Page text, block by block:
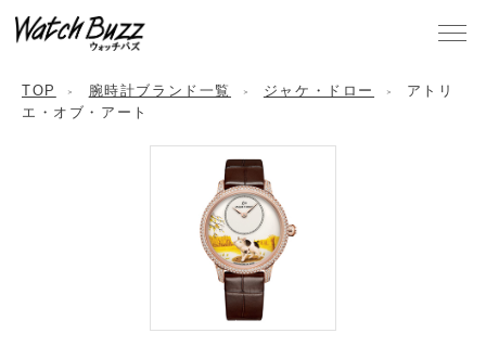
TOP 腕時計ブランド一覧 ジャケ・ドロー
アトリ
エ・オブ・アート